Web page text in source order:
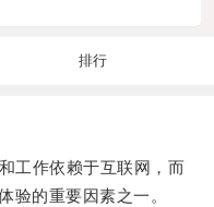
排行
作依赖于互联网，而
验的重要因素之一。